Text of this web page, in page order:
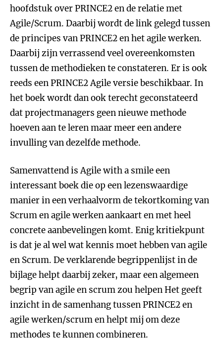
hoofdstuk over PRINCE2 en de relatie met
Agile/Scrum. Daarbij wordt de link gelegd tussen
de principes van PRINCE2 en het agile werken.
Daarbij zijn verrassend veel overeenkomsten
tussen de methodieken te constateren. Er is ook
reeds een PRINCE2 Agile versie beschikbaar. In
het boek wordt dan ook terecht geconstateerd
dat projectmanagers geen nieuwe methode
hoeven aan te leren maar meer een andere
invulling van dezelfde methode.
Samenvattend is Agile with a smile een
interessant boek die op een lezenswaardige
manier in een verhaalvorm de tekortkoming van
Scrum en agile werken aankaart en met heel
concrete aanbevelingen komt. Enig kritiekpunt
is dat je al wel wat kennis moet hebben van agile
en Scrum. De verklarende begrippenlijst in de
bijlage helpt daarbij zeker, maar een algemeen
begrip van agile en scrum zou helpen Het geeft
inzicht in de samenhang tussen PRINCE2 en
agile werken/scrum en helpt mij om deze
methodes te kunnen combineren.